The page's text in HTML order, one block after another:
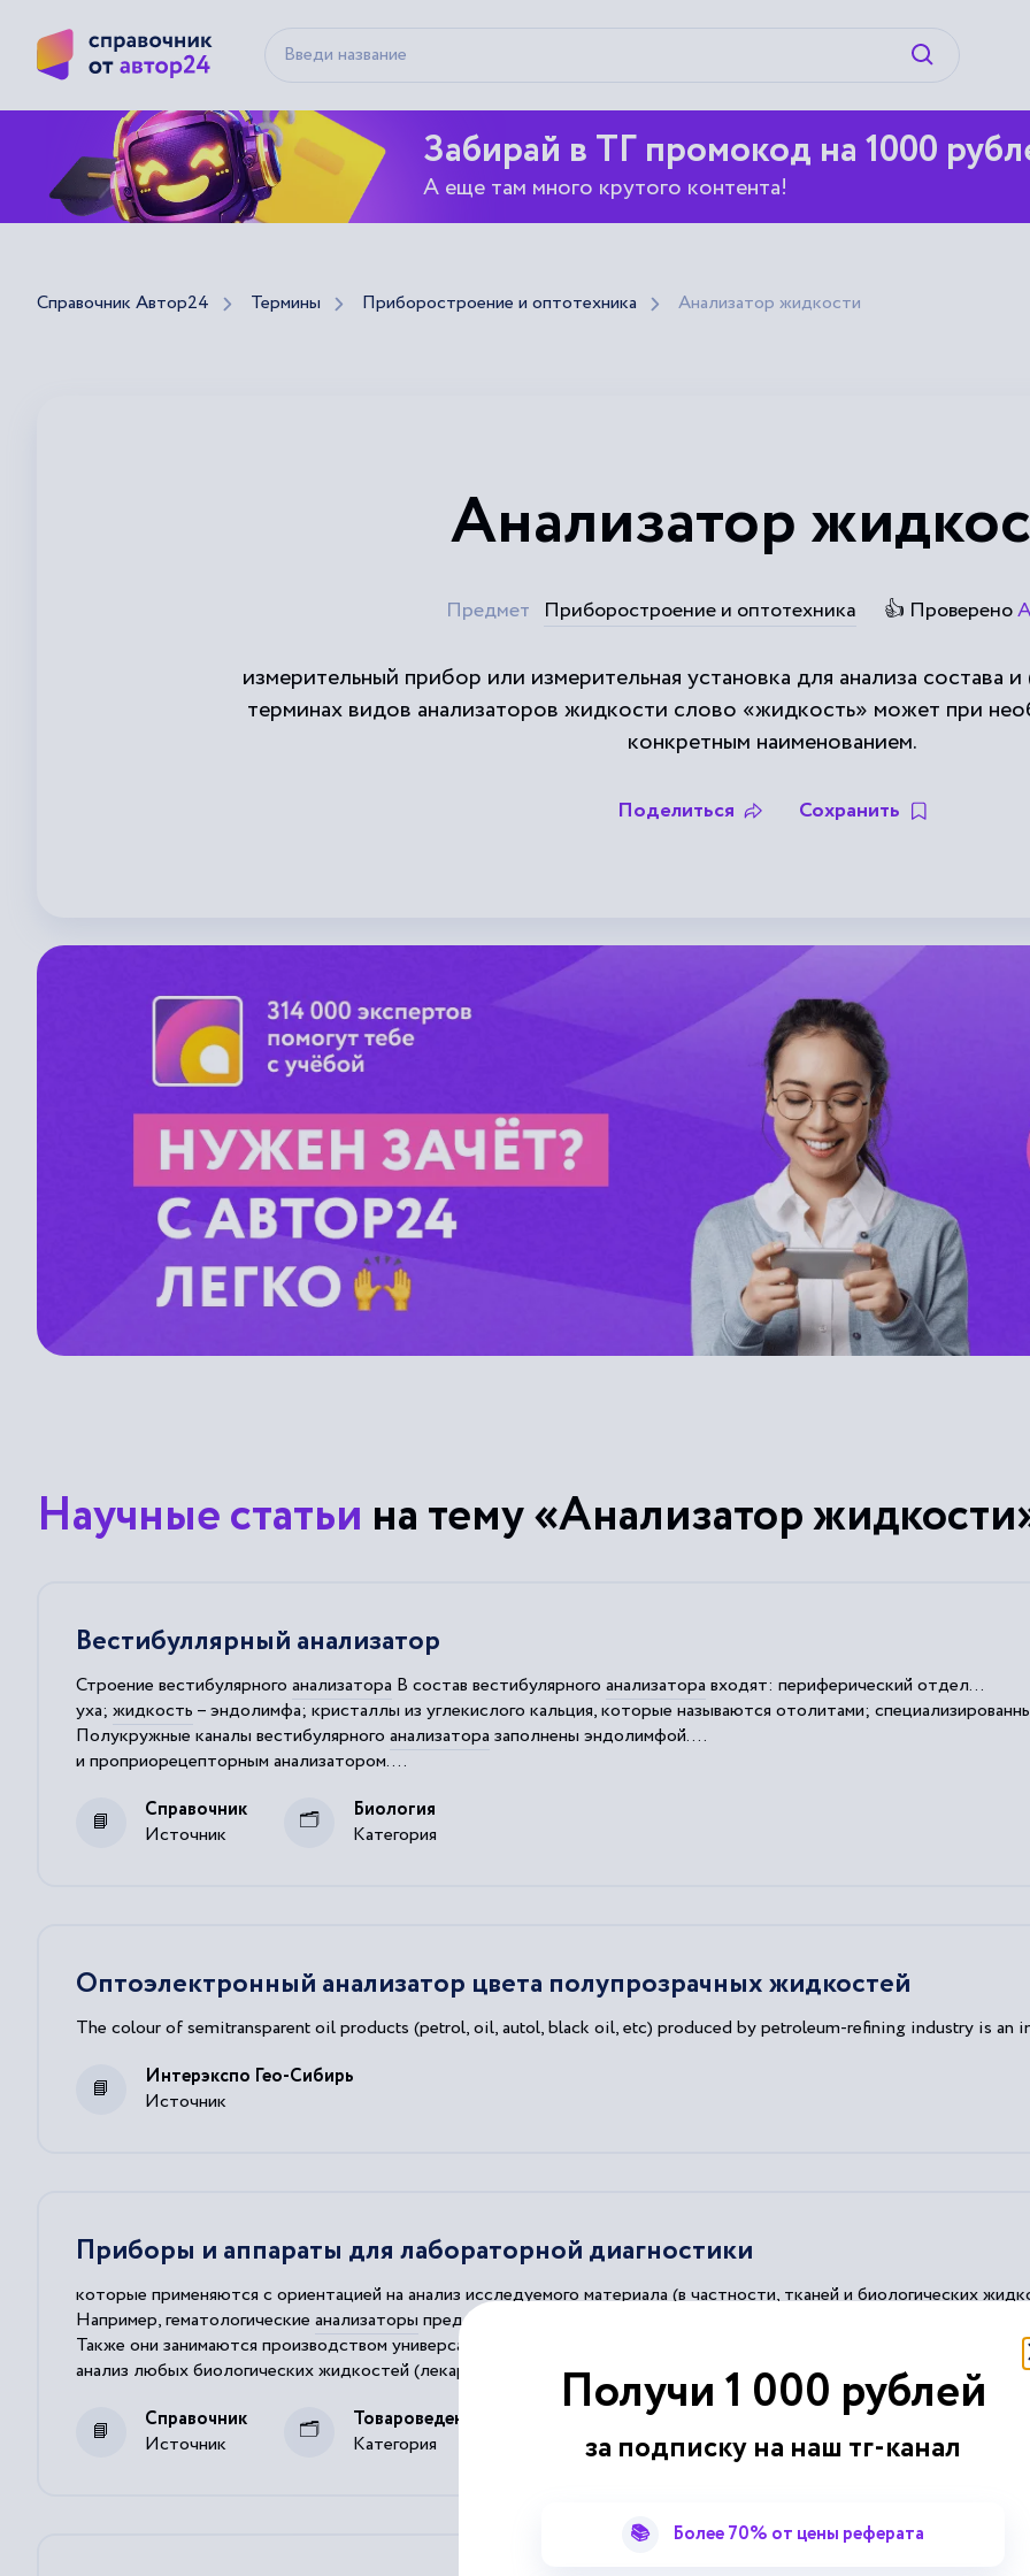
Искать
Забирай в ТГ промокод на 1000
А еще там много крутого контента!
Справочник Автор24 Термины Приборостроение и оптотехника Анализатор жидкости
Анализатор
Предмет Приборостроение и оптотехника 👍 Проверено
измерительный прибор или измерительная установка для анализа состава
терминах видов анализаторов жидкости слово «жидкость» может при
конкретным наименованием.
Поделиться Сохранить
Научные статьи на тему «Анализатор
Вестибуллярный анализатор
Строение вестибулярного анализатора В состав вестибулярного анализатора входят: периферический отдел...
уха; жидкость – эндолимфа; кристаллы из углекислого кальция, которые называются отолитами;
Полукружные каналы вестибулярного анализатора заполнены эндолимфой....
и проприорецепторным анализатором....
Источник
Справочник
Категория
Биология
Оптоэлектронный анализатор цвета полупрозрачных жидкостей
The colour of semitransparent oil products (petrol, oil, autol, black oil, etc) produced by petroleum-refining industry is an
Источник
Интерэкспо Гео-Сибирь
Приборы и аппараты для лабораторной диагностики
которые применяются с ориентацией на анализ исследуемого материала (в частности, тканей и биологических
Например, гематологические анализаторы представляют собой приборы, которые предназначены для
Также они занимаются производством универсальных биохимических
, посредством которых
анализ любых биологическихжидкостей (лекарственных препаратов, белков, липидов, гормонов, ферментов...
Вспомогательным лабораторным оборудованием считаются автоматические и полуавтоматические дозаторы
Источник
Справочник
Категория
Товароведение Получи 1 000 рублей
за подписку на наш тг-канал
📚 Более 70% от цены реферата